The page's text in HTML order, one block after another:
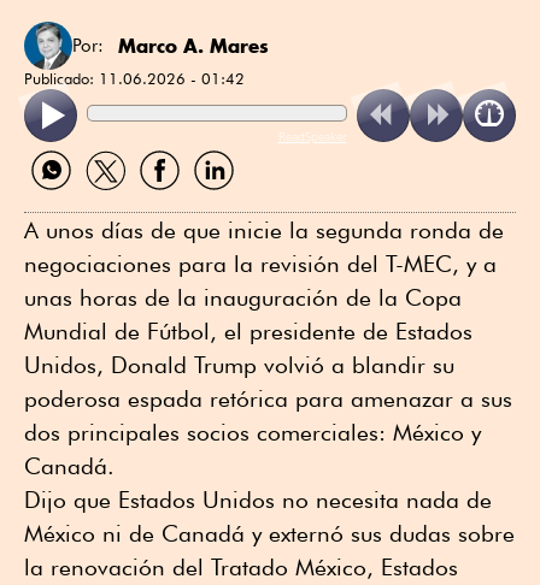
Por: Marco A. Mares
Publicado: 11.06.2026 - 01:42
ReadSpeaker
Compartir
por
Compartir
por
Compartir
por
Compartir
por
A unos días de que inicie la segunda ronda de
negociaciones para la revisión del T-MEC, y a
unas horas de la inauguración de la Copa
Mundial de Fútbol, el presidente de Estados
Unidos, Donald Trump volvió a blandir su
poderosa espada retórica para amenazar a sus
dos principales socios comerciales: México y
Canadá.
Dijo que Estados Unidos no necesita nada de
México ni de Canadá y externó sus dudas sobre
la renovación del Tratado México, Estados